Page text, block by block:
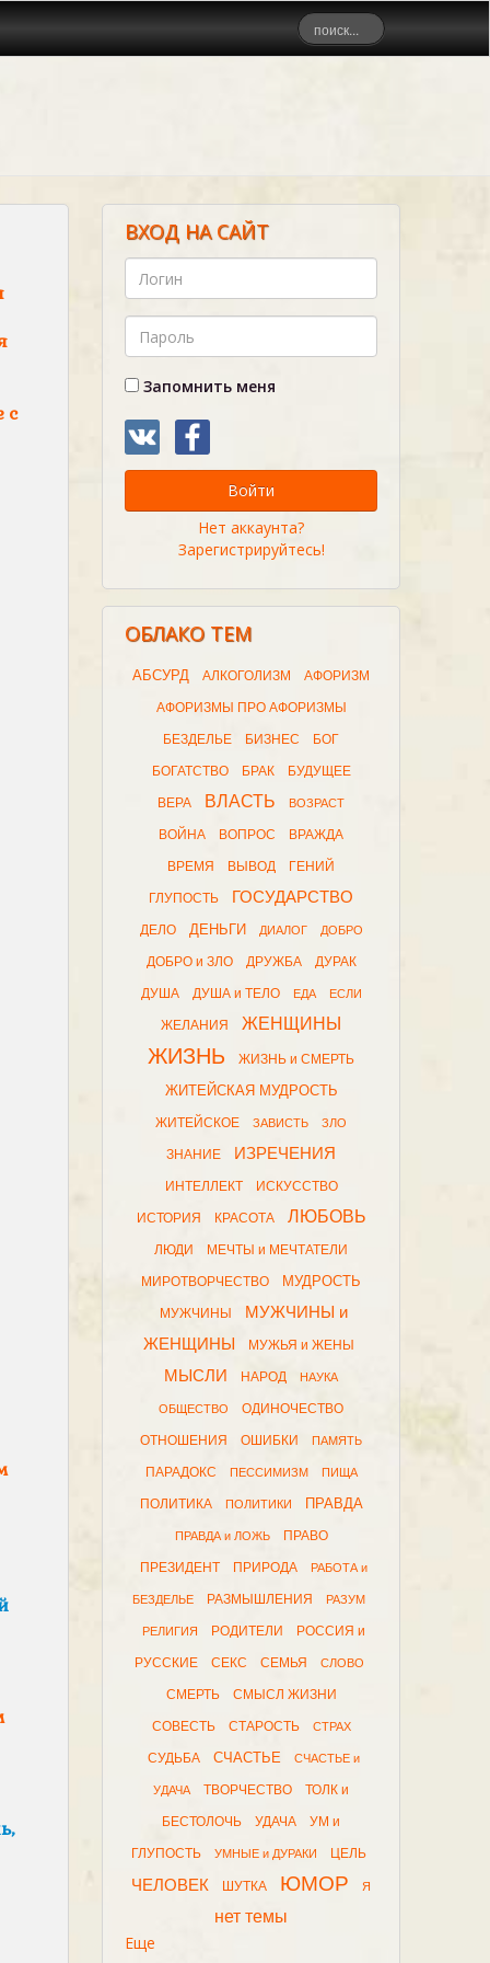
с
ВХОД НА САЙТ
Запомнить меня
Войти
Нет аккаунта?
Зарегистрируйтесь!
ОБЛАКО ТЕМ
АБСУРД АЛКОГОЛИЗМ АФОРИЗМ
АФОРИЗМЫ ПРО АФОРИЗМЫ
БЕЗДЕЛЬЕ БИЗНЕС БОГ
БОГАТСТВО БРАК БУДУЩЕЕ
ВЕРА ВЛАСТЬ ВОЗРАСТ
ВОЙНА ВОПРОС ВРАЖДА
ВРЕМЯ ВЫВОД ГЕНИЙ
ГЛУПОСТЬ ГОСУДАРСТВО
ДЕЛО ДЕНЬГИ ДИАЛОГ ДОБРО
ДОБРО и ЗЛО ДРУЖБА ДУРАК
ДУША ДУША и ТЕЛО ЕДА ЕСЛИ
ЖЕЛАНИЯ ЖЕНЩИНЫ
ЖИЗНЬ ЖИЗНЬ и СМЕРТЬ
ЖИТЕЙСКАЯ МУДРОСТЬ
ЖИТЕЙСКОЕ ЗАВИСТЬ ЗЛО
ЗНАНИЕ ИЗРЕЧЕНИЯ
ИНТЕЛЛЕКТ ИСКУССТВО
ИСТОРИЯ КРАСОТА ЛЮБОВЬ
ЛЮДИ МЕЧТЫ и МЕЧТАТЕЛИ
МИРОТВОРЧЕСТВО МУДРОСТЬ
МУЖЧИНЫ
МУЖЧИНЫ и
ЖЕНЩИНЫ
МУЖЬЯ и ЖЕНЫ
МЫСЛИ НАРОД НАУКА
ОБЩЕСТВО ОДИНОЧЕСТВО
ОТНОШЕНИЯ ОШИБКИ ПАМЯТЬ
ПАРАДОКС ПЕССИМИЗМ ПИЩА
ПОЛИТИКА ПОЛИТИКИ ПРАВДА
ПРАВДА и ЛОЖЬ ПРАВО
ПРЕЗИДЕНТ ПРИРОДА РАБОТА и
БЕЗДЕЛЬЕ РАЗМЫШЛЕНИЯ РАЗУМ
РЕЛИГИЯ РОДИТЕЛИ РОССИЯ и
РУССКИЕ СЕКС СЕМЬЯ СЛОВО
СМЕРТЬ СМЫСЛ ЖИЗНИ
СОВЕСТЬ СТАРОСТЬ СТРАХ
СУДЬБА СЧАСТЬЕ СЧАСТЬЕ и
УДАЧА ТВОРЧЕСТВО ТОЛК и
БЕСТОЛОЧЬ УДАЧА УМ и
ГЛУПОСТЬ УМНЫЕ и ДУРАКИ ЦЕЛЬ
ЧЕЛОВЕК ШУТКА ЮМОР Я
нет темы
Еще